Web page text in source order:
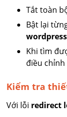
Tắt toàn
Bật lại
Khi tìm
điều
Kiểm tra thiết
Với lỗi redirect